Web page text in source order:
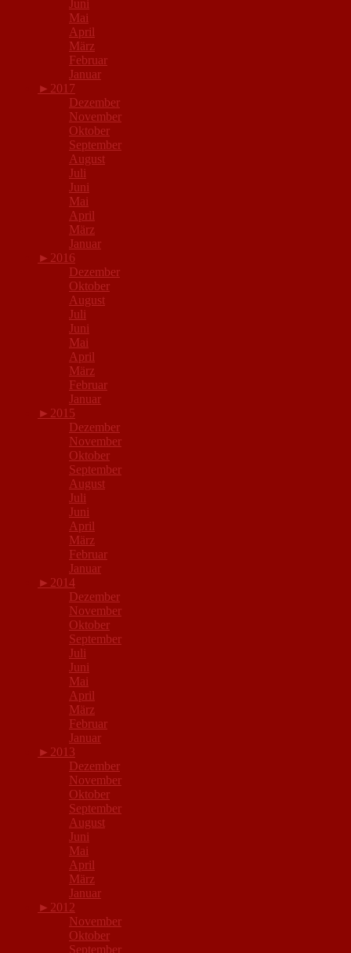
Juni
Mai
April
März
Februar
Januar
► 2017
Dezember
November
Oktober
September
August
Juli
Juni
Mai
April
März
Januar
► 2016
Dezember
Oktober
August
Juli
Juni
Mai
April
März
Februar
Januar
► 2015
Dezember
November
Oktober
September
August
Juli
Juni
April
März
Februar
Januar
► 2014
Dezember
November
Oktober
September
Juli
Juni
Mai
April
März
Februar
Januar
► 2013
Dezember
November
Oktober
September
August
Juni
Mai
April
März
Januar
► 2012
November
Oktober
September